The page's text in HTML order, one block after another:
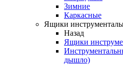
Зимние
Каркасные
Ящики
Назад
Ящики
дышло)